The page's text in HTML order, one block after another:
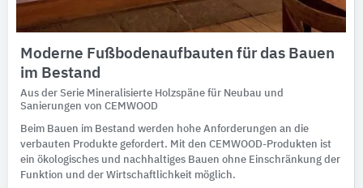
Moderne Fußbodenaufbauten für das Bauen
im Bestand
Aus der Serie Mineralisierte Holzspäne für Neubau und
Sanierungen von CEMWOOD
Beim Bauen im Bestand werden hohe Anforderungen an die
verbauten Produkte gefordert. Mit den CEMWOOD-Produkten ist
ein ökologisches und nachhaltiges Bauen ohne Einschränkung der
Funktion und der Wirtschaftlichkeit möglich.